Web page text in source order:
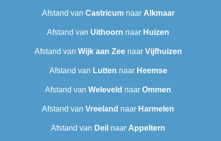
Afstand van Castricumnaar Alkmaar
Afstand van Uithoorn naar Huizen
Afstand van Wijk aan Zeenaar Vijfhuizen
Afstand van Lutten naar Heemse
Afstand van Weleveld naar Ommen
Afstand van Vreeland naar Harmelen
Afstand van Deil naar Appeltern